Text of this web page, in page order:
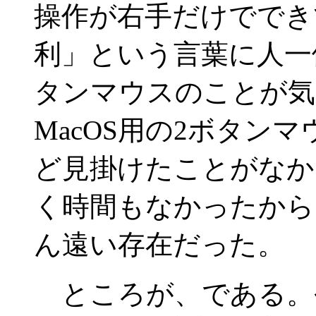
操作が右手だけでで
利」という言葉に人
タンマウスのことが
MacOS用の2ボタン
ど見掛けたことがな
く時間もなかったか
ん遠い存在だった。
ところが、である